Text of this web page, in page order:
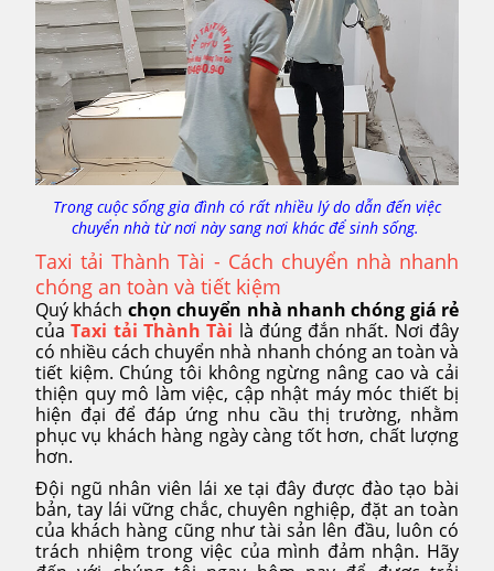
Trong cuộc sống gia đình có rất nhiều lý do dẫn đến việc
chuyển nhà từ nơi này sang nơi khác để sinh sống.
Taxi tải Thành Tài - Cách chuyển nhà nhanh
chóng an toàn và tiết kiệm
Quý khách chọn chuyển nhà nhanh chóng giá rẻ
củaTaxi tải Thành Tài là đúng đắn nhất. Nơi đây
có nhiều cách chuyển nhà nhanh chóng an toàn và
tiết kiệm. Chúng tôi không ngừng nâng cao và cải
thiện quy mô làm việc, cập nhật máy móc thiết bị
hiện đại để đáp ứng nhu cầu thị trường, nhằm
phục vụ khách hàng ngày càng tốt hơn, chất lượng
hơn.
Đội ngũ nhân viên lái xe tại đây được đào tạo bài
bản, tay lái vững chắc, chuyên nghiệp, đặt an toàn
của khách hàng cũng như tài sản lên đầu, luôn có
trách nhiệm trong việc của mình đảm nhận. Hãy